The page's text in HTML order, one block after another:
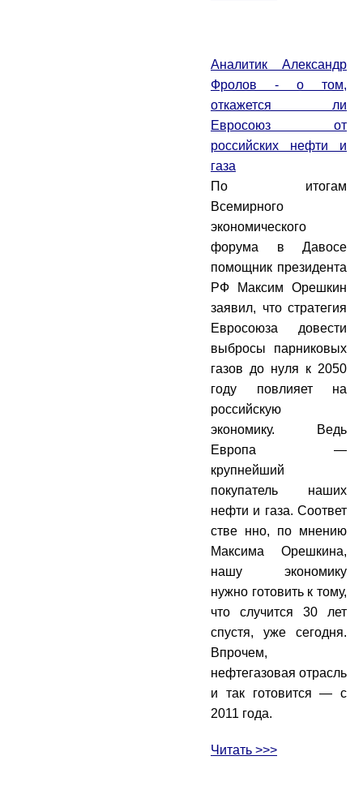
Аналитик Александр
Фролов - о том,
откажется ли
Евросоюз от
российских нефти и
газа
По итогам
Всемирного
экономического
форума в Давосе
помощник президента
РФ Максим Орешкин
заявил, что стратегия
Евросоюза довести
выбросы парниковых
газов до нуля к 2050
году повлияет на
российскую
экономику. Ведь
Европа —
крупнейший
покупатель наших
нефти и газа. Соответ
стве нно, по мнению
Максима Орешкина,
нашу экономику
нужно готовить к тому,
что случится 30 лет
спустя, уже сегодня.
Впрочем,
нефтегазовая отрасль
и так готовится — с
2011 года.
Читать >>>